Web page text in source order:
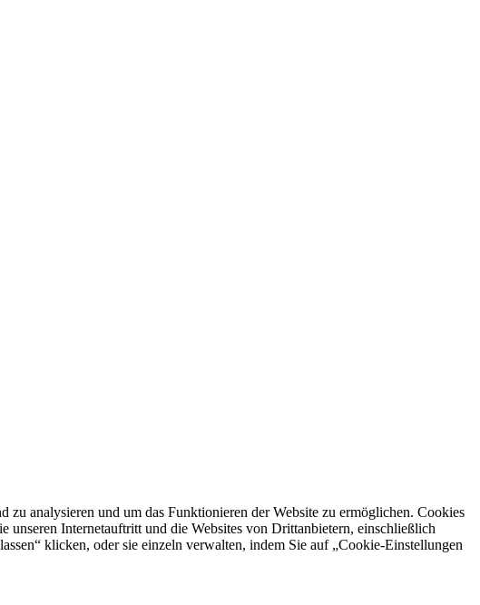
analysieren und um das Funktionieren der Website zu ermöglichen. Cookies
unseren Internetauftritt und die Websites von Drittanbietern, einschließlich
klicken, oder sie einzeln verwalten, indem Sie auf „Cookie-Einstellungen